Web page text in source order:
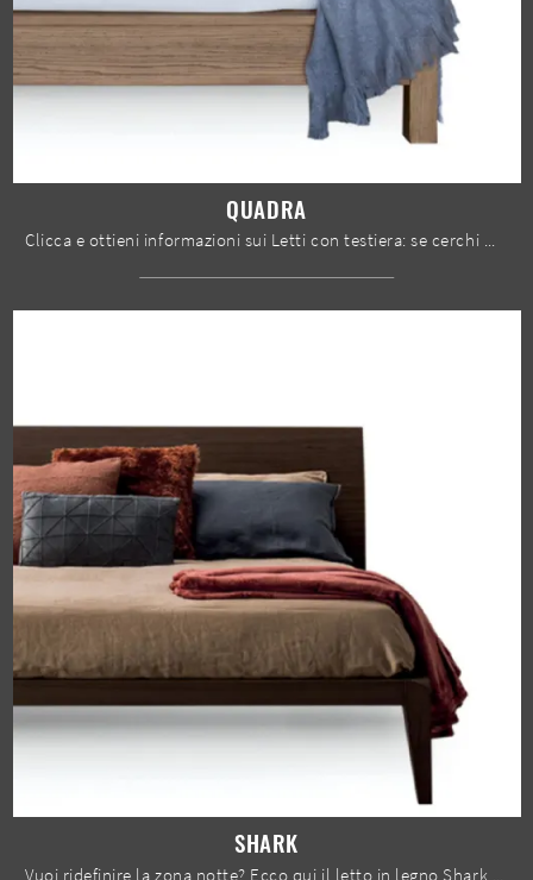
QUADRA
Clicca e ottieni informazioni sui Letti con testiera: se cerchi modelli matrimoniali moderni, il modello Quadra Devina Nais fa per te.
SHARK